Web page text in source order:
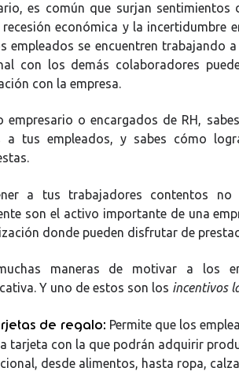
es común que surjan
económica y la incertidumbre
empleados se encuentren trabajando
con los demás colaboradores
con la empresa.
empresario o encargados de RH,
a tus empleados, y sabes cómo
a tus trabajadores contentos
son el activo importante de una
donde pueden disfrutar de
maneras de motivar a los
Y uno de estos son los incentivos
de regalo: Permite que los
tarjeta con la que podrán adquirir
desde alimentos, hasta ropa,